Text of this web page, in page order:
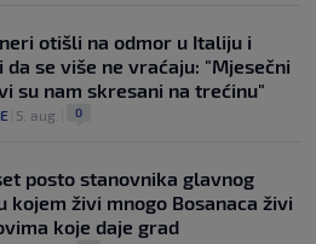
otišli na odmor u Italiju i
da se više ne vraćaju: "Mjesečni
su nam skresani na trećinu"
5. aug. 0
posto stanovnika glavnog
kojem živi mnogo Bosanaca živi
koje daje grad